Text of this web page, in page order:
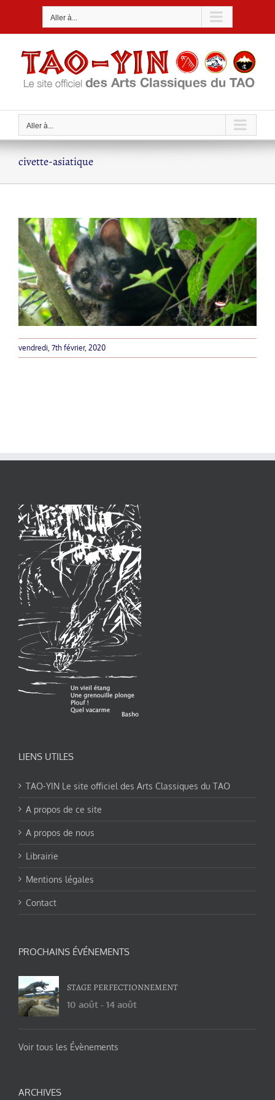
Aller à...
Aller à...
civette-asiatique
vendredi, 7th février, 2020
LIENS UTILES
TAO-YIN Le site officiel des Arts Classiques du TAO
A propos de ce site
A propos de nous
Librairie
Mentions légales
Contact
PROCHAINS ÉVÉNEMENTS
STAGE PERFECTIONNEMENT
10 août - 14 août
Voir tous les Évènements
ARCHIVES